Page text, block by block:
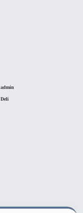
admin
Deli